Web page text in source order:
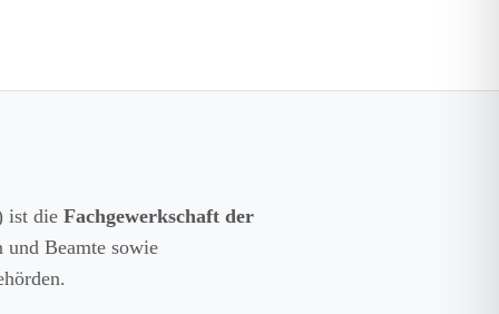
ist die Fachgewerkschaft der
Beamte sowie